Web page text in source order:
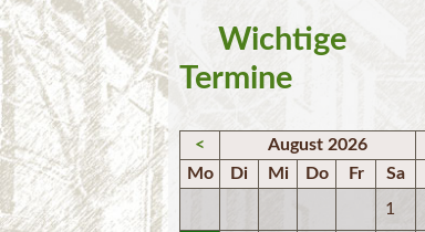
Wichtige
Termine
< August 2026
Mo
Di Mi Do Fr Sa
1